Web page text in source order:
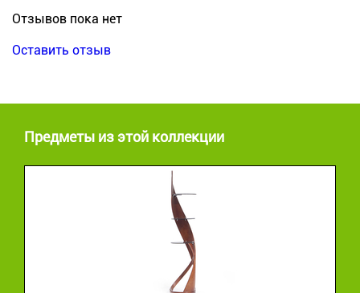
Отзывов пока нет
Оставить отзыв
Предметы из этой коллекции